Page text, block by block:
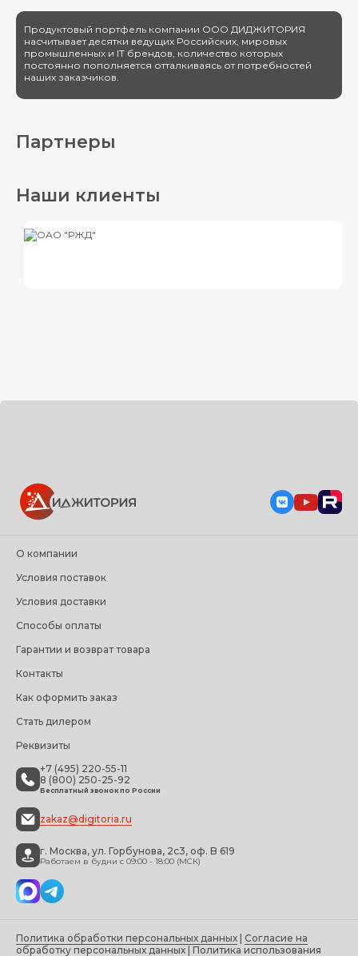
Продуктовый портфель компании ООО ДИДЖИТОРИЯ
насчитывает десятки ведущих Российских, мировых
промышленных и IT брендов, количество которых
постоянно пополняется отталкиваясь от потребностей
наших заказчиков.
Партнеры
Наши клиенты
+7 (495) 220-55-11
8 (800) 250-25-92
Бесплатный звонок по России
zakaz@digitoria.ru
г. Москва, ул. Горбунова, 2с3, оф. B 619
Работаем в будни с 09:00 - 18:00 (МСК)
О компании
Условия поставок
Условия доставки
Способы оплаты
Гарантии и возврат товара
Контакты
Как оформить заказ
Стать дилером
Реквизиты
Политика обработки персональных данных
Согласие на
обработку персональных данных Политика использования